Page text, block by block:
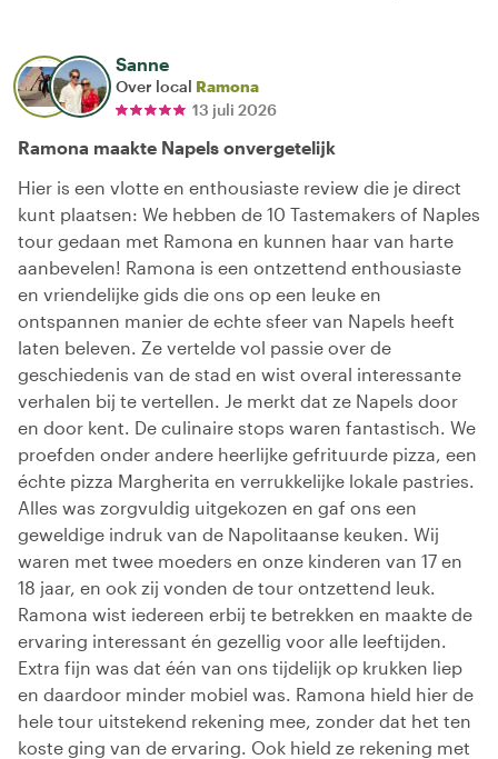
Sanne
Over local Ramona
13 juli 2026
Ramona maakte Napels onvergetelijk
Hier is een vlotte en enthousiaste review die je direct
kunt plaatsen: We hebben de 10 Tastemakers of Naples
tour gedaan met Ramona en kunnen haar van harte
aanbevelen! Ramona is een ontzettend enthousiaste
en vriendelijke gids die ons op een leuke en
ontspannen manier de echte sfeer van Napels heeft
laten beleven. Ze vertelde vol passie over de
geschiedenis van de stad en wist overal interessante
verhalen bij te vertellen. Je merkt dat ze Napels door
en door kent. De culinaire stops waren fantastisch. We
proefden onder andere heerlijke gefrituurde pizza, een
échte pizza Margherita en verrukkelijke lokale pastries.
Alles was zorgvuldig uitgekozen en gaf ons een
geweldige indruk van de Napolitaanse keuken. Wij
waren met twee moeders en onze kinderen van 17 en
18 jaar, en ook zij vonden de tour ontzettend leuk.
Ramona wist iedereen erbij te betrekken en maakte de
ervaring interessant én gezellig voor alle leeftijden.
Extra fijn was dat één van ons tijdelijk op krukken liep
en daardoor minder mobiel was. Ramona hield hier de
hele tour uitstekend rekening mee, zonder dat het ten
koste ging van de ervaring. Ook hield ze rekening met